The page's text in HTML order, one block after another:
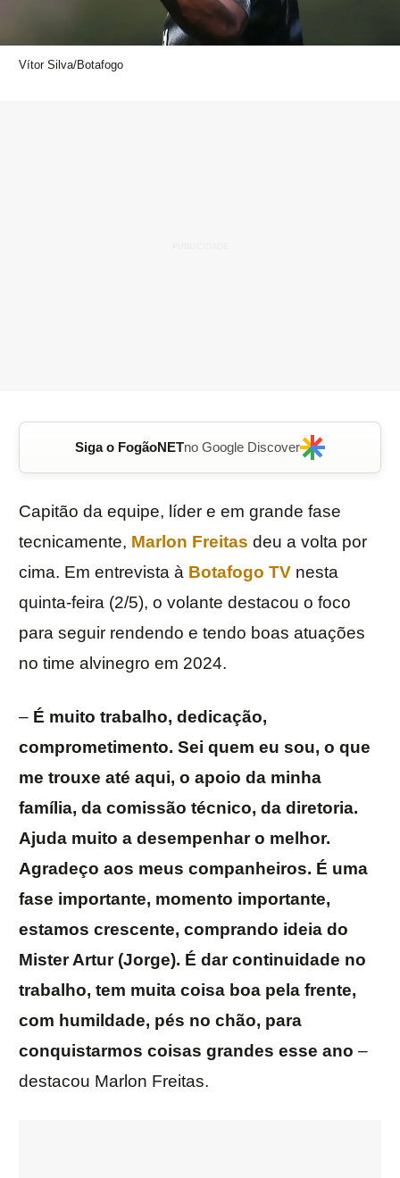
Vítor Silva/Botafogo
Siga o FogãoNETno Google Discover
Capitão da equipe, líder e em grande fase
tecnicamente, Marlon Freitas deu a volta por
cima. Em entrevista à Botafogo TV nesta
quinta-feira (2/5), o volante destacou o foco
para seguir rendendo e tendo boas atuações
no time alvinegro em 2024.
– É muito trabalho, dedicação,
comprometimento. Sei quem eu sou, o que
me trouxe até aqui, o apoio da minha
família, da comissão técnico, da diretoria.
Ajuda muito a desempenhar o melhor.
Agradeço aos meus companheiros. É uma
fase importante, momento importante,
estamos crescente, comprando ideia do
Mister Artur (Jorge). É dar continuidade no
trabalho, tem muita coisa boa pela frente,
com humildade, pés no chão, para
conquistarmos coisas grandes esse ano –
destacou Marlon Freitas.